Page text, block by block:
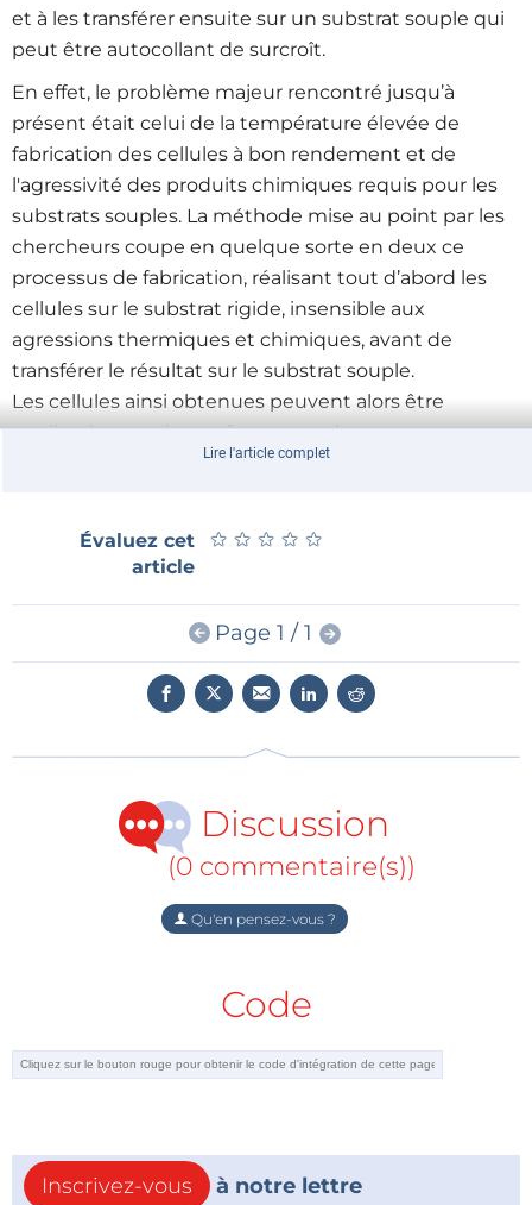
et à les transférer ensuite sur un substrat souple qui
peut être autocollant de surcroît.
En effet, le problème majeur rencontré jusqu’à
présent était celui de la température élevée de
fabrication des cellules à bon rendement et de
l'agressivité des produits chimiques requis pour les
substrats souples. La méthode mise au point par les
chercheurs coupe en quelque sorte en deux ce
processus de fabrication, réalisant tout d’abord les
cellules sur le substrat rigide, insensible aux
agressions thermiques et chimiques, avant de
transférer le résultat sur le substrat souple.
Les cellules ainsi obtenues peuvent alors être
appliquées sur des surfaces non planes ou
hétérogènes, telles que, par exemple, des boîtiers de
des vitres, etc. ouvrant ainsi la voie à des applications
encore impossibles à envisager il y a seulement
Lire l'article complet
Évaluez cet
article
★ ★ ★ ★ ★
★ ★ ★ ★ ★
Page 1 / 1
Discussion
(0 commentaire(s))
Qu'en pensez-vous ?
Code
Inscrivez-vous
à notre lettre